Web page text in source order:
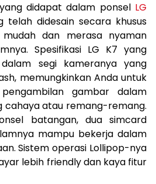
didapat dalam ponsel LG
telah didesain secara khusus
dan merasa nyaman
Spesifikasi LG K7 yang
dalam segi kameranya yang
memungkinkan Anda untuk
gambar dalam
cahaya atau remang-remang.
batangan, dua simcard
mampu bekerja dalam
Sistem operasi Lollipop-nya
lebih friendly dan kaya fitur